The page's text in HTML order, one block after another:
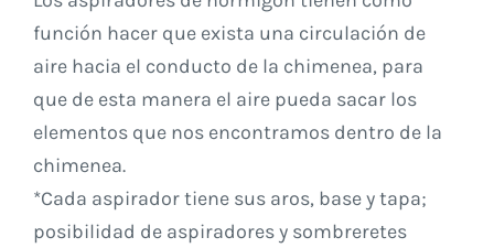
función hacer que exista una circulación de
aire hacia el conducto de la chimenea, para
que de esta manera el aire pueda sacar los
elementos que nos encontramos dentro de la
chimenea.
*Cada aspirador tiene sus aros, base y tapa;
posibilidad de aspiradores y sombreretes